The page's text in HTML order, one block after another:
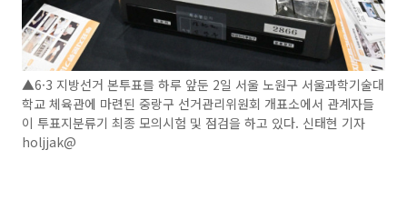
▲6·3 지방선거 본투표를 하루 앞둔 2일 서울 노원구 서울과학기술대
학교 체육관에 마련된 중랑구 선거관리위원회 개표소에서 관계자들
이 투표지분류기 최종 모의시험 및 점검을 하고 있다. 신태현 기자
holjjak@